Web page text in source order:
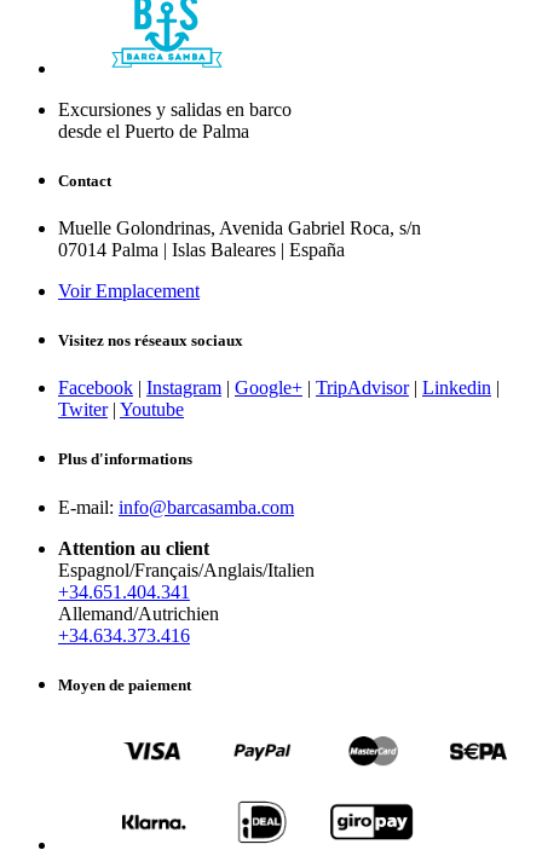
Excursiones y salidas en barco
desde el Puerto de Palma
Contact
Muelle Golondrinas, Avenida Gabriel Roca, s/n
07014 Palma | Islas Baleares | España
Voir Emplacement
Visitez nos réseaux sociaux
Facebook | Instagram | Google+ | TripAdvisor| Linkedin |
Twiter| Youtube
Plus d'informations
E-mail: info@barcasamba.com
Attention au client
Espagnol/Français/Anglais/Italien
+34.651.404.341
Allemand/Autrichien
+34.634.373.416
Moyen de paiement